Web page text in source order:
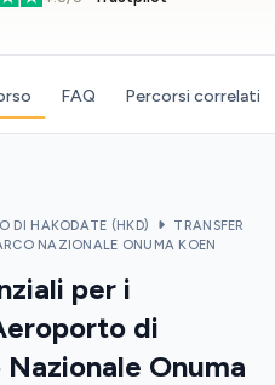
FAQ Percorsi correlati
DI HAKODATE (HKD)
TRANSFER
NAZIONALE ONUMA KOEN
per i
di
Onuma